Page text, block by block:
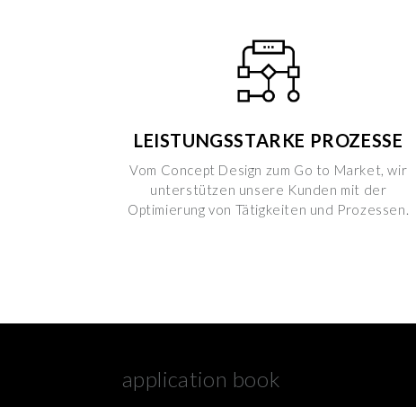
LEISTUNGSSTARKE PROZESSE
Vom Concept Design zum Go to Market, wir
unterstützen unsere Kunden mit der
Optimierung von Tätigkeiten und Prozessen.
application book